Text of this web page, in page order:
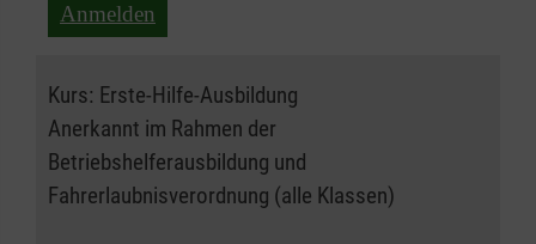
Anmelden
Kurs: Erste-Hilfe-Ausbildung
Anerkannt im Rahmen der
Betriebshelferausbildung und
Fahrerlaubnisverordnung (alle Klassen)